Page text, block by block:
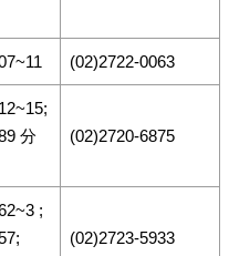
(02)2722-0063
分
(02)2720-6875
;
(02)2723-5933